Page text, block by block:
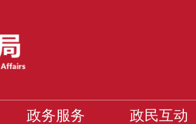
政务服务 政民互动